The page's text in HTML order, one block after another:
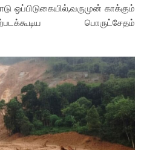
ஒப்பிடுகையில்,வருமுன் காக்கும்
பொருட்சேதம்